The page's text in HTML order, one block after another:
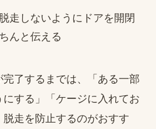
走しないようにドアを開閉
んと伝える
完了するまでは、「ある一部
する」「ケージに入れてお
脱走を防止するのがおすす